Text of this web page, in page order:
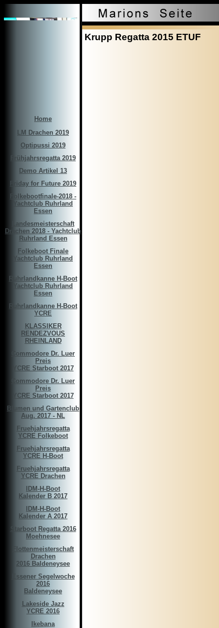
Home
LM Drachen 2019
Optipussi 2019
Frühjahrsregatta 2019
Demo Artikel 13
Friday for Future 2019
Folkebootfinale-2018 -
Yachtclub Ruhrland
Essen
Landesmeisterschaft
Drachen 2018 - Yachtclub
Ruhrland Essen
Folkeboot Finale
Yachtclub Ruhrland
Essen
Ruhrlandkanne H-Boot
Yachtclub Ruhrland
Essen
Ruhrlandkanne H-Boot
YCRE
KLASSIKER
RENDEZVOUS
RHEINLAND
Commodore Dr. Luer
Preis
YCRE Starboot 2017
Commodore Dr. Luer
Preis
YCRE Starboot 2017
Blumen und Gartenclub
Aug. 2017 - NL
Fruehjahrsregatta
YCRE Folkeboot
Fruehjahrsregatta
YCRE H-Boot
Fruehjahrsregatta
YCRE Drachen
IDM-H-Boot
Kalender B 2017
IDM-H-Boot
Kalender A 2017
Starboot Regatta 2016
Moehnesee
Flottenmeisterschaft
Drachen
2016 Baldeneysee
Essener Segelwoche
2016
Baldeneysee
Lakeside Jazz
YCRE 2016
Ikebana
Krupp Regatta 2015 ETUF